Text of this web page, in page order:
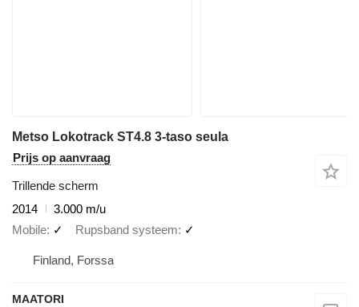
Metso Lokotrack ST4.8 3-taso seula
Prijs op aanvraag
Trillende scherm
2014
3.000 m/u
Mobile ✓ Rupsband systeem ✓
Finland, Forssa
MAATORI